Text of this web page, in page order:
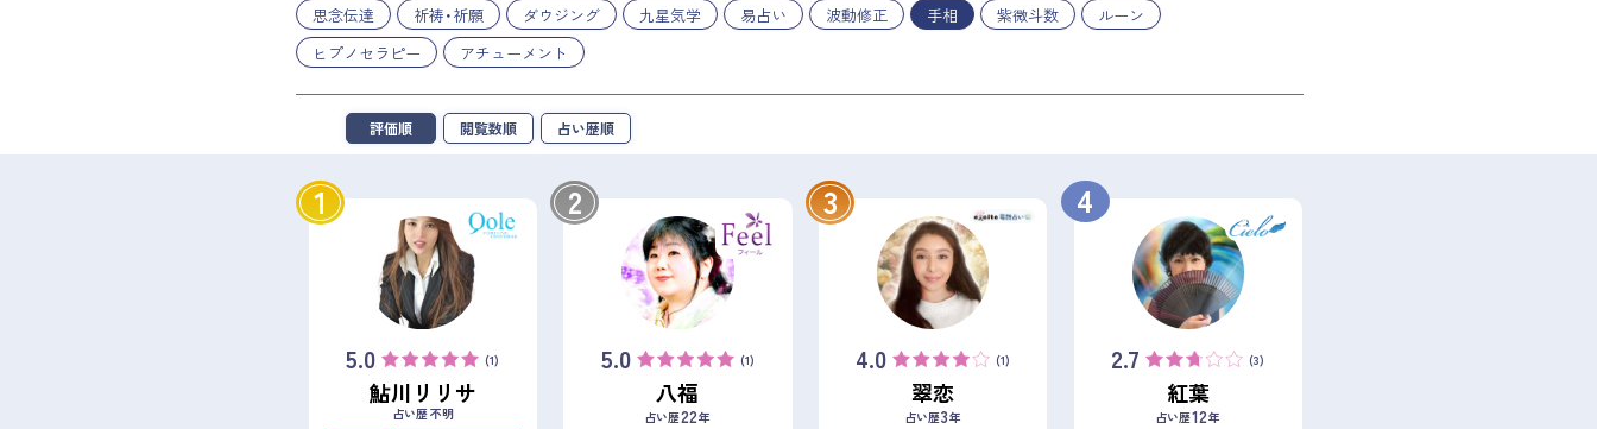
思念伝達
祈祷・祈願 ダウジング 九星気学 易占い 波動修正 手相 紫微斗数
ルーン
ヒプノセラピー
アチューメント
評価順 閲覧数順 占い歴順
1
5.0 (1)
鮎川リリサ
占い歴 不明
2
5.0 (1)
八福
占い歴22年
3
4.0 (1)
翠恋
占い歴3年
4
2.7 (3)
紅葉
占い歴12年